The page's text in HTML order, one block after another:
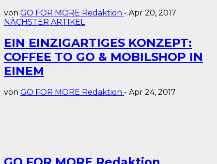
von GO FOR MORE Redaktion - Apr 20, 2017
NÄCHSTER ARTIKEL
EIN EINZIGARTIGES KONZEPT:
COFFEE TO GO & MOBILSHOP IN
EINEM
von GO FOR MORE Redaktion - Apr 24, 2017